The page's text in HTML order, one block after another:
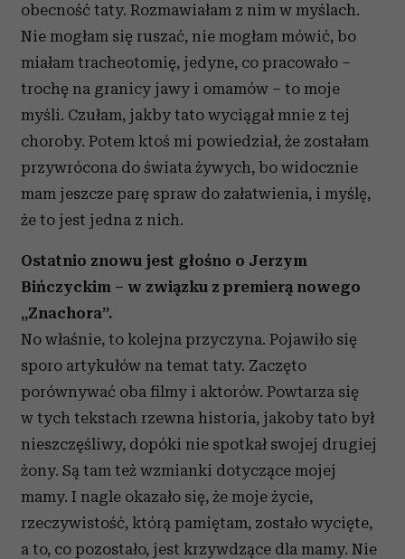
obecność taty. Rozmawiałam z nim w myślach.
Nie mogłam się ruszać, nie mogłam mówić, bo
miałam tracheotomię, jedyne, co pracowało –
trochę na granicy jawy i omamów – to moje
myśli. Czułam, jakby tato wyciągał mnie z tej
choroby. Potem ktoś mi powiedział, że zostałam
przywrócona do świata żywych, bo widocznie
mam jeszcze parę spraw do załatwienia, i myślę,
że to jest jedna z nich.
Ostatnio znowu jest głośno o Jerzym
Bińczyckim – w związku z premierą nowego
„Znachora”.
No właśnie, to kolejna przyczyna. Pojawiło się
sporo artykułów na temat taty. Zaczęto
porównywać oba filmy i aktorów. Powtarza się
w tych tekstach rzewna historia, jakoby tato był
nieszczęśliwy, dopóki nie spotkał swojej drugiej
żony. Są tam też wzmianki dotyczące mojej
mamy. I nagle okazało się, że moje życie,
rzeczywistość, którą pamiętam, zostało wycięte,
a to, co pozostało, jest krzywdzące dla mamy. Nie